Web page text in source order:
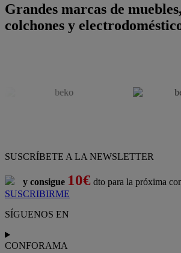
Grandes marcas de
colchones y
SUSCRÍBETE A LA NEWSLETTER
y consigue 10€ dto para la próxima
SUSCRIBIRME
SÍGUENOS EN
CONFORAMA